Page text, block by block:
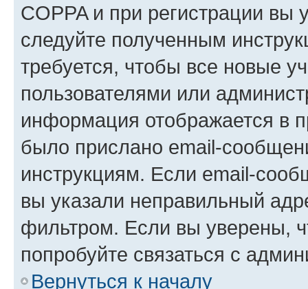
COPPA и при регистрации вы
следуйте полученным
требуется, чтобы все новые
пользователями или
информация отображается в
было прислано email-
инструкциям. Если email-
вы указали неправильный
фильтром. Если вы уверены,
попробуйте связаться с
Вернуться к началу